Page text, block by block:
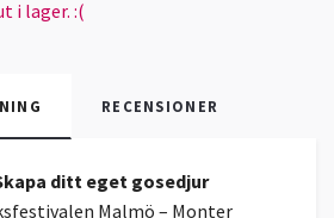
i lager. :(
RECENSIONER
ditt eget gosedjur
Malmö – Monter